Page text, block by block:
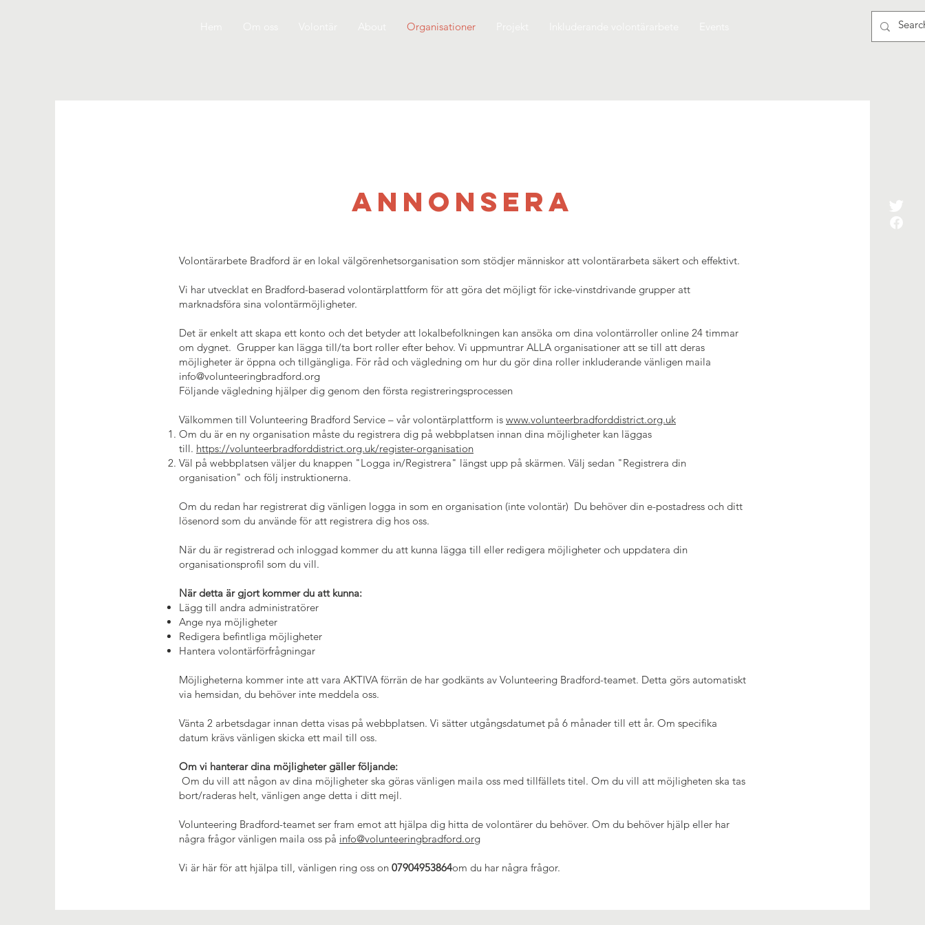
Organisationer
ANNONSERA
Volontärarbete Bradford är en lokal välgörenhetsorganisation som stödjer människor att volontärarbeta säkert och effektivt.
Vi har utvecklat en Bradford-baserad volontärplattform för att göra det möjligt för icke-vinstdrivande grupper att
marknadsföra sina volontärmöjligheter.
Det är enkelt att skapa ett konto och det betyder att lokalbefolkningen kan ansöka om dina volontärroller online 24 timmar
om dygnet. Grupper kan lägga till/ta bort roller efter behov. Vi uppmuntrar ALLA organisationer att se till att deras
möjligheter är öppna och tillgängliga. För råd och vägledning om hur du gör dina roller inkluderande vänligen maila
info@volunteeringbradford.org
Följande vägledning hjälper dig genom den första registreringsprocessen
Välkommen till Volunteering Bradford Service – vår volontärplattform is www.volunteerbradforddistrict.org.uk
Om du är en ny organisation måste du registrera dig på webbplatsen innan dina möjligheter kan läggas
till. https://volunteerbradforddistrict.org.uk/register-organisation
Väl på webbplatsen väljer du knappen "Logga in/Registrera" längst upp på skärmen. Välj sedan "Registrera din
organisation" och följ instruktionerna.
Om du redan har registrerat dig vänligen logga in som en organisation (inte volontär) Du behöver din e-postadress och ditt
lösenord som du använde för att registrera dig hos oss.
När du är registrerad och inloggad kommer du att kunna lägga till eller redigera möjligheter och uppdatera din
organisationsprofil som du vill.
När detta är gjort kommer du att kunna:
Lägg till andra administratörer
Ange nya möjligheter
Redigera befintliga möjligheter
Hantera volontärförfrågningar
Möjligheterna kommer inte att vara AKTIVA förrän de har godkänts av Volunteering Bradford-teamet. Detta görs automatiskt
via hemsidan, du behöver inte meddela oss.
Vänta 2 arbetsdagar innan detta visas på webbplatsen. Vi sätter utgångsdatumet på 6 månader till ett år. Om specifika
datum krävs vänligen skicka ett mail till oss.
Om vi hanterar dina möjligheter gäller följande:
Om du vill att någon av dina möjligheter ska göras vänligen maila oss med tillfällets titel. Om du vill att möjligheten ska tas
bort/raderas helt, vänligen ange detta i ditt mejl.
Volunteering Bradford-teamet ser fram emot att hjälpa dig hitta de volontärer du behöver. Om du behöver hjälp eller har
några frågor vänligen maila oss på info@volunteeringbradford.org
Vi är här för att hjälpa till, vänligen ring oss on 07904953864om du har några frågor.